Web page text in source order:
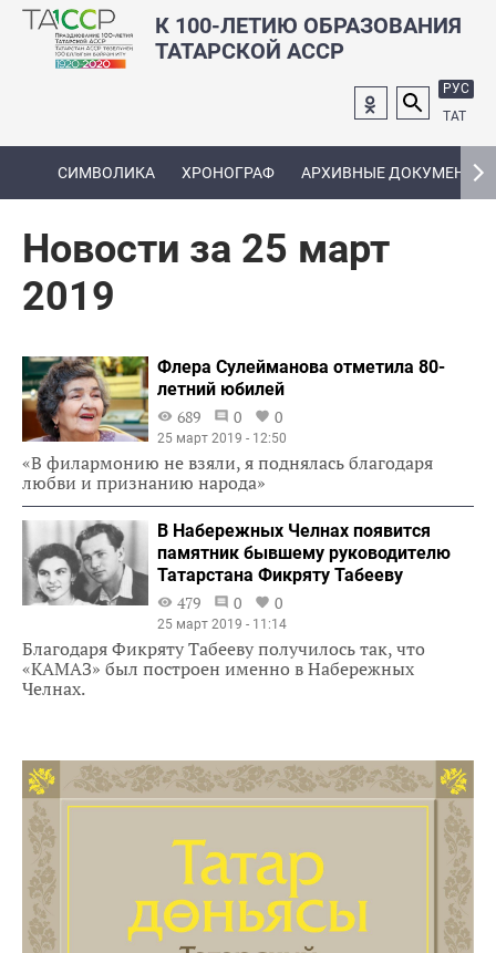
К 100-ЛЕТИЮ ОБРАЗОВАНИЯ
ТАТАРСКОЙ АССР
РУС
ТАТ
СИМВОЛИКА ХРОНОГРАФ АРХИВНЫЕ ДОКУМЕНТЫ
Новости за 25 март
2019
Флера Сулейманова отметила 80-
летний юбилей
689
0 0
25 март 2019 - 12:50
«В филармонию не взяли, я поднялась благодаря
любви и признанию народа»
В Набережных Челнах появится
памятник бывшему руководителю
Татарстана Фикряту Табееву
479
0 0
25 март 2019 - 11:14
Благодаря Фикряту Табееву получилось так, что
«КАМАЗ» был построен именно в Набережных
Челнах.